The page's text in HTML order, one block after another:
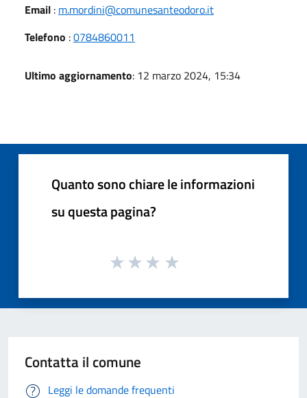
Email : m.mordini@comunesanteodoro.it
Telefono :0784860011
Ultimo aggiornamento: 12 marzo 2024, 15:34
Quanto sono chiare le informazioni
su questa pagina?
Contatta il comune
Leggi le domande frequenti